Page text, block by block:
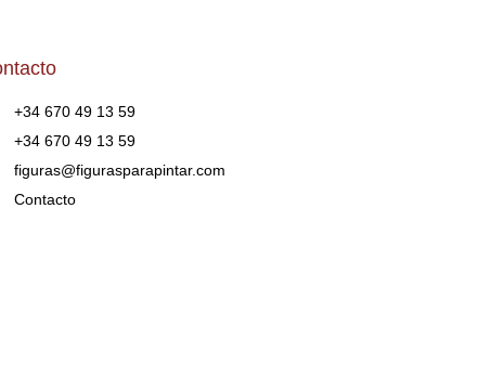
+34 670 49 13 59
+34 670 49 13 59
figuras@figurasparapintar.com
Contacto